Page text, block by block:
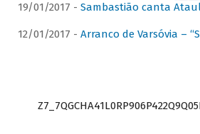
19/01/2017 - Sambastião canta
12/01/2017 - Arranco de Varsóvia –